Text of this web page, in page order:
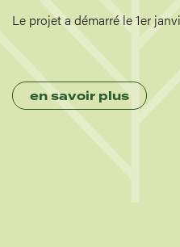
Le projet a démarré le 1er
en savoir plus